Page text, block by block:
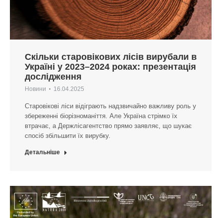
Скільки старовікових лісів вирубали в
Україні у 2023–2024 роках: презентація
дослідження
Новини 16.04.2025
Старовікові ліси відіграють надзвичайно важливу роль у
збереженні біорізноманіття. Але Україна стрімко їх
втрачає, а Держлісагентство прямо заявляє, що шукає
спосіб збільшити їх вирубку.
Детальніше